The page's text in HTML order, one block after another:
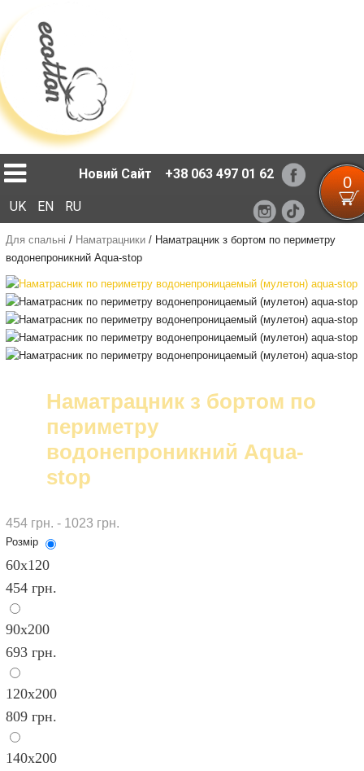
Новий Сайт +38 063 497 01 62 0
UK EN RU
Для спальні / Наматрацники/ Наматрацник з бортом по периметру
водонепроникний Aqua-stop
Наматрацник з бортом по
периметру
водонепроникний Aqua-
stop
454 грн. - 1023 грн.
Розмір
60х120
454 грн.
90х200
693 грн.
120х200
809 грн.
140х200